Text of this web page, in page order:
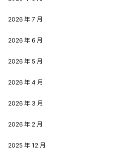
2026 年 7 月
2026 年 6 月
2026 年 5 月
2026 年 4 月
2026 年 3 月
2026 年 2 月
2025 年 12 月